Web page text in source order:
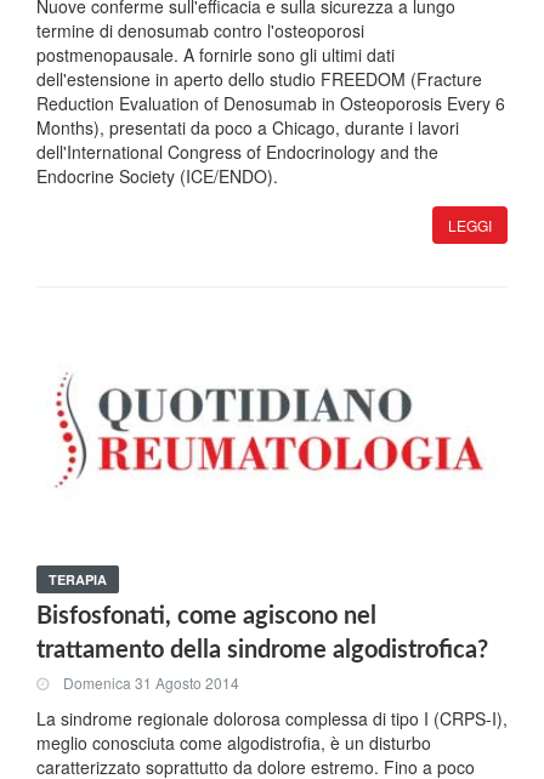
Nuove conferme sull'efficacia e sulla sicurezza a lungo
termine di denosumab contro l'osteoporosi
postmenopausale. A fornirle sono gli ultimi dati
dell'estensione in aperto dello studio FREEDOM (Fracture
Reduction Evaluation of Denosumab in Osteoporosis Every 6
Months), presentati da poco a Chicago, durante i lavori
dell'International Congress of Endocrinology and the
Endocrine Society (ICE/ENDO).
LEGGI
TERAPIA
Bisfosfonati, come agiscono nel
trattamento della sindrome algodistrofica?
Domenica 31 Agosto 2014
La sindrome regionale dolorosa complessa di tipo I (CRPS-I),
meglio conosciuta come algodistrofia, è un disturbo
caratterizzato soprattutto da dolore estremo. Fino a poco